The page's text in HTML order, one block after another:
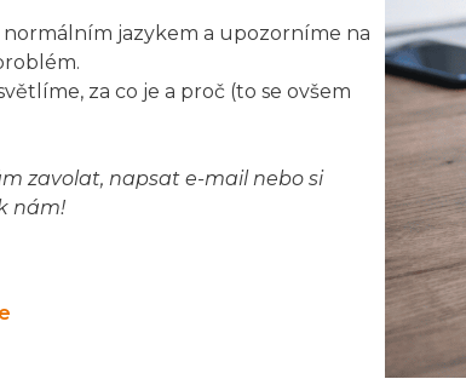
jazykem a upozorníme na
za co je a proč (to se ovšem
zavolat, napsat e-mail nebo si
nám!